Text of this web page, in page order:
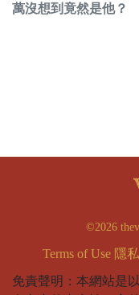
萬沒想到竟然是他？
©2026
Terms of Use 隱私
免責聲明：本網站是